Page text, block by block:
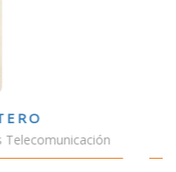
VALENCIA
Grado Teleco-ADE